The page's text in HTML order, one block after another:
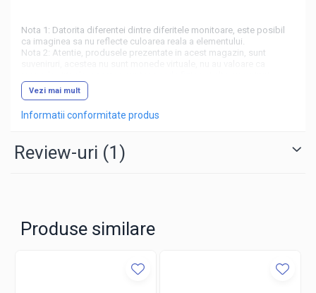
Nota 1: Datorita diferentei dintre diferitele monitoare, este posibil
ca imaginea sa nu reflecte culoarea reala a elementului.
Nota 2: Atentie, produsele prezentate in acest magazin, sunt
colectionate de pasionatii de cryptomonede.
Vezi mai mult
Informatii conformitate produs
Review-uri (1)
Produse similare